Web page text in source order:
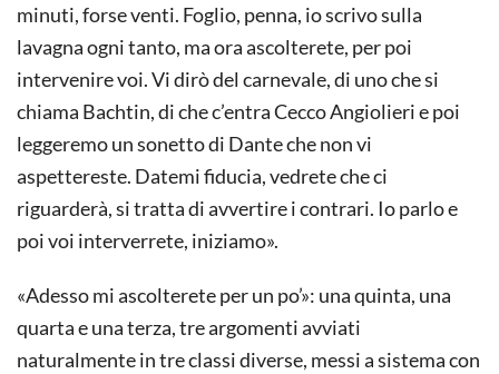
minuti, forse venti. Foglio, penna, io scrivo sulla
lavagna ogni tanto, ma ora ascolterete, per poi
intervenire voi. Vi dirò del carnevale, di uno che si
chiama Bachtin, di che c’entra Cecco Angiolieri e poi
leggeremo un sonetto di Dante che non vi
aspettereste. Datemi fiducia, vedrete che ci
riguarderà, si tratta di avvertire i contrari. Io parlo e
poi voi interverrete, iniziamo».
«Adesso mi ascolterete per un po’»: una quinta, una
quarta e una terza, tre argomenti avviati
naturalmente in tre classi diverse, messi a sistema con